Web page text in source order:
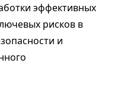
эффективных
рисков в
и